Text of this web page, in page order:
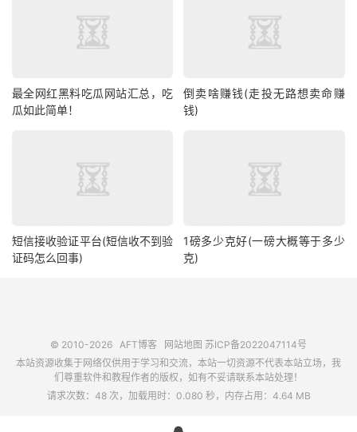
最全网红黑料吃瓜网站汇总，吃
瓜如此简单！
倒卖啥赚钱(走投无路想卖命赚
钱)
短信接收验证平台(短信收不到验
证码怎么回事)
1磅多少克好(一磅大概等于多少
克)
© 2010-2026 AFT博客 网站地图 苏ICP备2022047114号
本站资源收集于网络仅供用于学习和交流，本站一切资源不代表本站立场，我
们尊重软件和教程作者的版权，如有不妥请联系本站处理！
请求次数：48 次，加载用时：0.080 秒，内存占用：4.64 MB